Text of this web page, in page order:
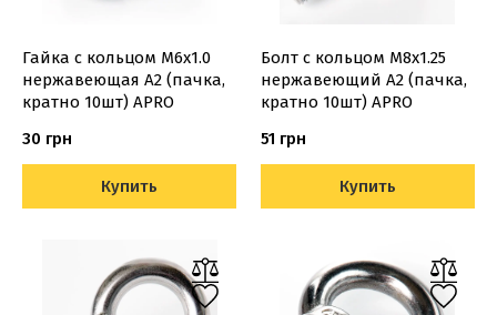
Гайка с кольцом М6х1.0
нержавеющая А2 (пачка,
кратно 10шт) APRO
30 грн
Купить
Болт с кольцом М8х1.25
нержавеющий А2 (пачка,
кратно 10шт) APRO
51 грн
Купить